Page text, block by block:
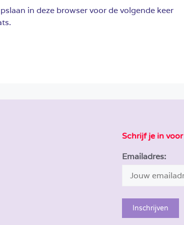
in deze browser voor de volgende keer
Schrijf je in
Emailadres: